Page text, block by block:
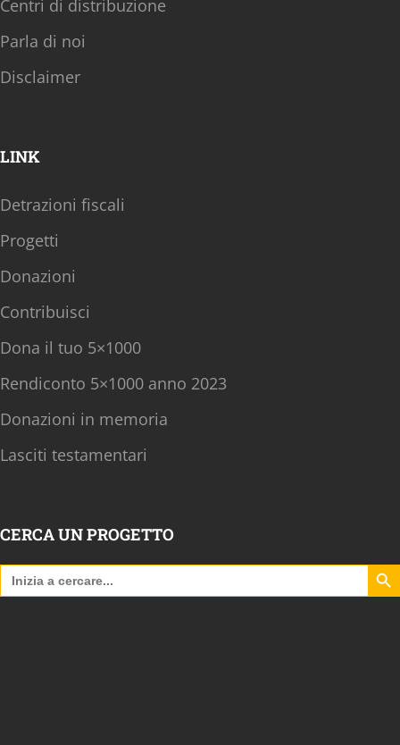
Centri di distribuzione
Parla di noi
Disclaimer
LINK
Detrazioni fiscali
Progetti
Donazioni
Contribuisci
Dona il tuo 5×1000
Rendiconto 5×1000 anno 2023
Donazioni in memoria
Lasciti testamentari
CERCA UN PROGETTO
Search
for:
Search